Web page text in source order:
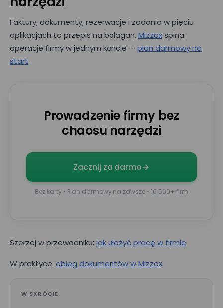
Faktury, dokumenty, rezerwacje i zadania w pięciu
aplikacjach to przepis na bałagan. Mizzoxspina
operacje firmy w jednym koncie — plan darmowy na
start.
Prowadzenie firmy bez
chaosu narzędzi
Zacznij za darmo
Bez karty • Plan darmowy na zawsze • 16 500+ firm
Szerzej w przewodniku: jak ułożyć pracę w firmie.
W praktyce: obieg dokumentów w Mizzox.
W SKRÓCIE
Umów prezentację
E-mail*
Nr telefonu